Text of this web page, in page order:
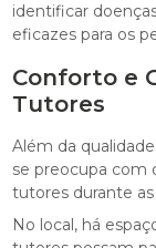
identificar
eficazes para os
Conforto e
Tutores
Além da
se preocupa com
tutores durante
No local, há